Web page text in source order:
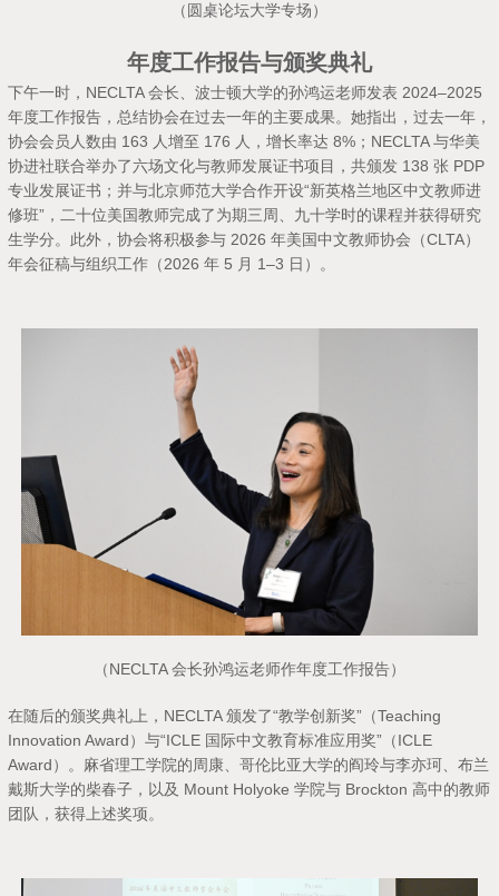
（圆桌论坛大学专场）
年度工作报告与颁奖典礼
下午一时，NECLTA 会长、波士顿大学的孙鸿运老师发表 2024–2025
年度工作报告，总结协会在过去一年的主要成果。她指出，过去一年，
协会会员人数由 163 人增至 176 人，增长率达 8%；NECLTA 与华美
协进社联合举办了六场文化与教师发展证书项目，共颁发 138 张 PDP
专业发展证书；并与北京师范大学合作开设“新英格兰地区中文教师进
修班”，二十位美国教师完成了为期三周、九十学时的课程并获得研究
生学分。此外，协会将积极参与 2026 年美国中文教师协会（CLTA）
年会征稿与组织工作（2026 年 5 月 1–3 日）。
（NECLTA 会长孙鸿运老师作年度工作报告）
在随后的颁奖典礼上，NECLTA 颁发了“教学创新奖”（Teaching
Innovation Award）与“ICLE 国际中文教育标准应用奖”（ICLE
Award）。麻省理工学院的周康、哥伦比亚大学的阎玲与李亦珂、布兰
戴斯大学的柴春子，以及 Mount Holyoke 学院与 Brockton 高中的教师
团队，获得上述奖项。